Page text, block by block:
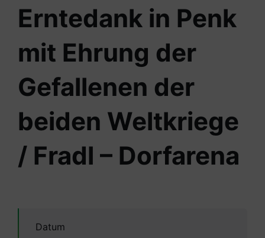
Erntedank in Penk
mit Ehrung der
Gefallenen der
beiden Weltkriege
/ Fradl – Dorfarena
Datum